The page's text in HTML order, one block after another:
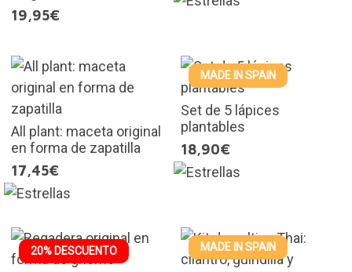
19,95€
All plant: maceta original
en forma de zapatilla
17,45€
MADE IN SPAIN
Set de 5 lápices
plantables
18,90€
20% DESCUENTO MADE IN SPAIN